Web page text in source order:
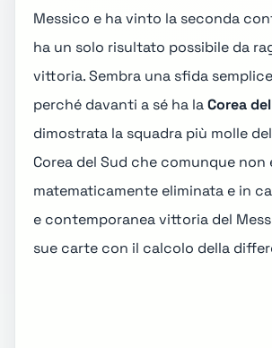
Messico e havinto la seconda
ha un solo risultato possibile da
vittoria. Sembra una sfida
perché davanti a sé ha laCorea
dimostrata la squadra più molle del
Corea del Sud che comunque non
matematicamente eliminata e in
e contemporanea vittoria del
sue carte con il calcolo della